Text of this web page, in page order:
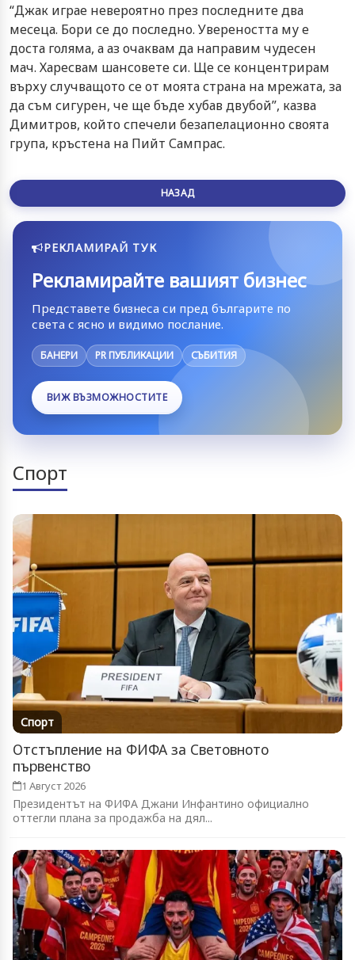
“Джак играе невероятно през последните два
месеца. Бори се до последно. Увереността му е
доста голяма, а аз очаквам да направим чудесен
мач. Харесвам шансовете си. Ще се концентрирам
върху случващото се от моята страна на мрежата, за
да съм сигурен, че ще бъде хубав двубой”, казва
Димитров, който спечели безапелационно своята
група, кръстена на Пийт Сампрас.
НАЗАД
РЕКЛАМИРАЙ ТУК
Рекламирайте вашият бизнес
Представете бизнеса си пред българите по
света с ясно и видимо послание.
БАНЕРИ PR ПУБЛИКАЦИИ СЪБИТИЯ
ВИЖ ВЪЗМОЖНОСТИТЕ
Спорт
Спорт
Отстъпление на ФИФА за Световното
първенство
1 Август 2026
Президентът на ФИФА Джани Инфантино официално
оттегли плана за продажба на дял...